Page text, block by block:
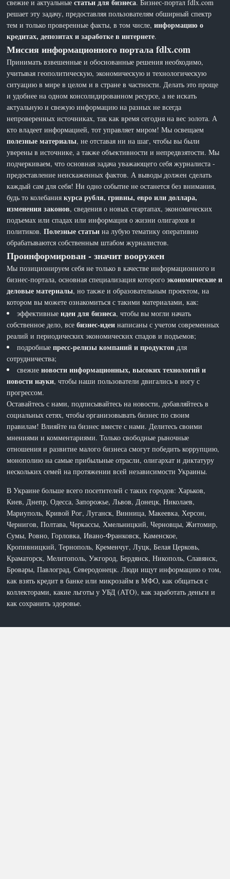
свежие и актуальныестатьи для бизнеса. Бизнес-портал fdlx.com
решает эту задачу, предоставляя пользователям обширный спектр
тем и только проверенные факты, в том числе,информацию о
кредитах, депозитах и заработке в интернете.
Миссия информационного портала fdlx.com
Принимать взвешенные и обоснованные решения необходимо,
учитывая геополитическую, экономическую и технологическую
ситуацию в мире в целом и в стране в частности. Делать это проще
и удобнее на одном консолидированном ресурсе, а не искать
актуальную и свежую информацию на разных не всегда
непроверенных источниках, так как время сегодня на вес золота. А
кто владеет информацией, тот управляет миром! Мы освещаем
полезные материалы, не отставая ни на шаг, чтобы вы были
уверены в источнике, а также объективности и непредвзятости. Мы
подчеркиваем, что основная задача уважающего себя журналиста -
предоставление неискаженных фактов. А выводы должен сделать
каждый сам для себя! Ни одно событие не останется без внимания,
будь то колебаниякурса рубля, гривны, евро или доллара,
изменения законов, сведения о новых стартапах, экономических
подъемах или спадах или информация о жизни олигархов и
политиков.Полезные статьи на лубую тематику оперативно
обрабатываются собственным штабом журналистов.
Проинформирован - значит вооружен
Мы позиционируем себя не только в качестве информационного и
бизнес-портала, основная специализация которогоэкономические и
деловые материалы, но также и образовательным проектом, на
котором вы можете ознакомиться с такими материалами, как:
эффективныеидеи для бизнеса, чтобы вы могли начать
собственное дело, всебизнес-идеи написаны с учетом современных
реалий и периодических экономических спадов и подъемов;
подробныепресс-релизы компаний и продуктов для
сотрудничества;
свежиеновости информационных, высоких технологий и
новости науки, чтобы наши пользователи двигались в ногу с
прогрессом.
Оставайтесь с нами, подписывайтесь на новости, добавляйтесь в
социальных сетях, чтобы организовывать бизнес по своим
правилам! Влияйте на бизнес вместе с нами. Делитесь своими
мнениями и комментариями. Только свободные рыночные
отношения и развитие малого бизнеса смогут победить коррупцию,
монополию на самые прибыльные отрасли, олигархат и диктатуру
нескольких семей на протяжении всей независимости Украины.
В Украине больше всего посетителей с таких городов: Харьков,
Киев, Днепр, Одесса, Запорожье, Львов, Донецк, Николаев,
Мариуполь, Кривой Рог, Луганск, Винница, Макеевка, Херсон,
Чернигов, Полтава, Черкассы, Хмельницкий, Черновцы, Житомир,
Сумы, Ровно, Горловка, Ивано-Франковск, Каменское,
Кропивницкий, Тернополь, Кременчуг, Луцк, Белая Церковь,
Краматорск, Мелитополь, Ужгород, Бердянск, Никополь, Славянск,
Бровары, Павлоград, Северодонецк. Люди ищут информацию о том,
как взять кредит в банке или микрозайм в МФО, как общаться с
коллекторами, какие льготы у УБД (АТО), как заработать деньги и
как сохранить здоровье.